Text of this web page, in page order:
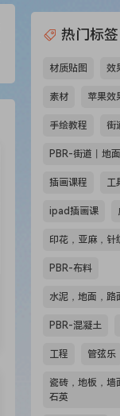
热门标签
材质贴图 效
素材 苹果效
手绘教程 街
PBR-街道丨地
插画课程 工
ipad插画课
印花，亚麻，针
PBR-布料
水泥，地面，路
PBR-混凝土
工程 管弦乐
瓷砖，地板，墙
石英